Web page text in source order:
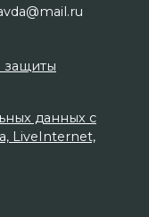
защиты
данных с
LiveInternet,